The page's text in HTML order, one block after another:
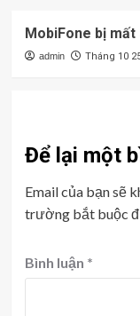
MobiFone bị
admin Tháng 10
Để lại một
Email của bạn sẽ
trường bắt buộc
Bình luận *